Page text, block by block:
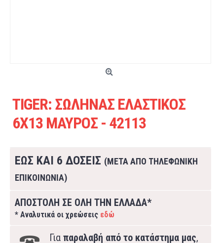
TIGER: ΣΩΛΗΝΑΣ ΕΛΑΣΤΙΚΟΣ
6Χ13 ΜΑΥΡΟΣ - 42113
ΕΩΣ ΚΑΙ 6 ΔΟΣΕΙΣ (ΜΕΤΑ ΑΠΟ ΤΗΛΕΦΩΝΙΚΗ
ΕΠΙΚΟΙΝΩΝΙΑ)
ΑΠΟΣΤΟΛΗ ΣΕ ΟΛΗ ΤΗΝ ΕΛΛΑΔΑ*
* Αναλυτικά οι χρεώσεις εδώ
Για παραλαβή από το κατάστημα μας,